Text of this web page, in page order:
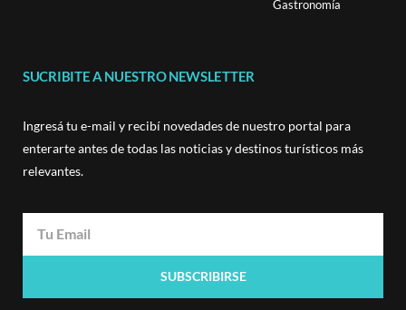
Gastronomía
SUCRIBITE A NUESTRO NEWSLETTER
Ingresá tu e-mail y recibí novedades de nuestro portal para
enterarte antes de todas las noticias y destinos turísticos más
relevantes.
SUBSCRIBIRSE